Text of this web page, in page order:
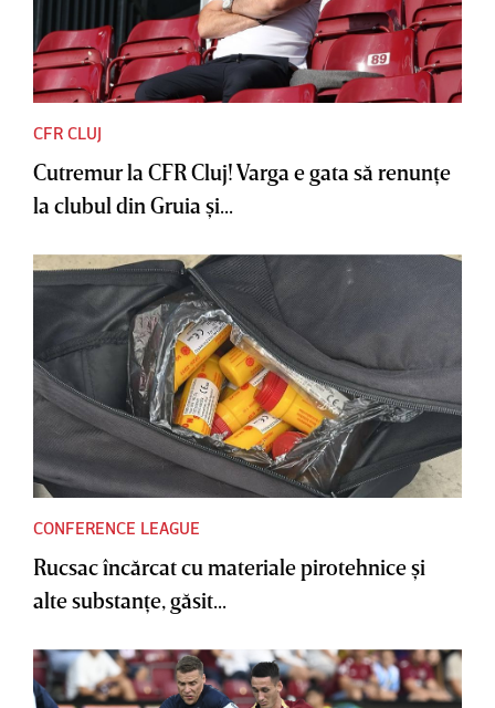
CFR CLUJ
Cutremur la CFR Cluj! Varga e gata să renunţe
la clubul din Gruia şi...
CONFERENCE LEAGUE
Rucsac încărcat cu materiale pirotehnice şi
alte substanţe, găsit...